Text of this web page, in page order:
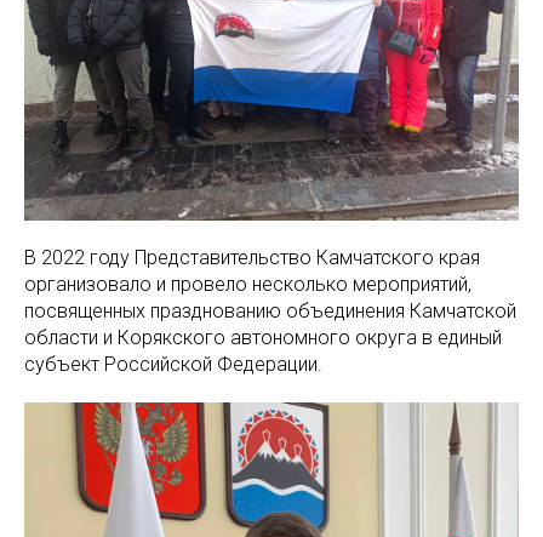
В 2022 году Представительство Камчатского края
организовало и провело несколько мероприятий,
посвященных празднованию объединения Камчатской
области и Корякского автономного округа в единый
субъект Российской Федерации.